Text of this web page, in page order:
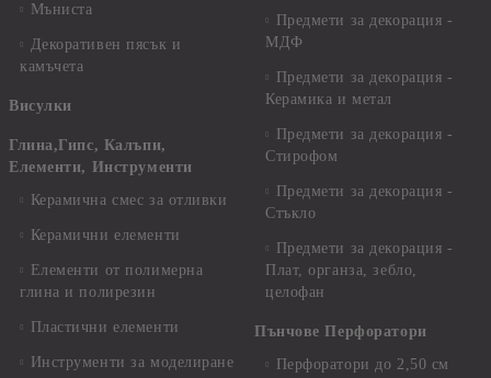
Мъниста
Декоративен пясък и
камъчета
Висулки
Глина,Гипс, Калъпи,
Елементи, Инструменти
Керамична смес за отливки
Керамични елементи
Елементи от полимерна
глина и полирезин
Пластични елементи
Инструменти за моделиране
Предмети за декорация -
МДФ
Предмети за декорация -
Керамика и метал
Предмети за декорация -
Стирофом
Предмети за декорация -
Стъкло
Предмети за декорация -
Плат, органза, зебло,
целофан
Пънчове Перфоратори
Перфоратори до 2,50 см